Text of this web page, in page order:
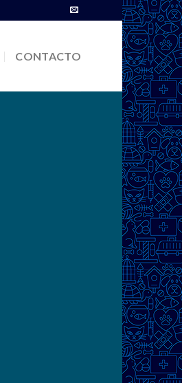
CONTACTO